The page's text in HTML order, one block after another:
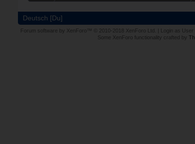
Deutsch [Du]
Forum software by XenForo™ © 2010-2018 XenForo Ltd. Login as User
Some XenForo functionality crafted by